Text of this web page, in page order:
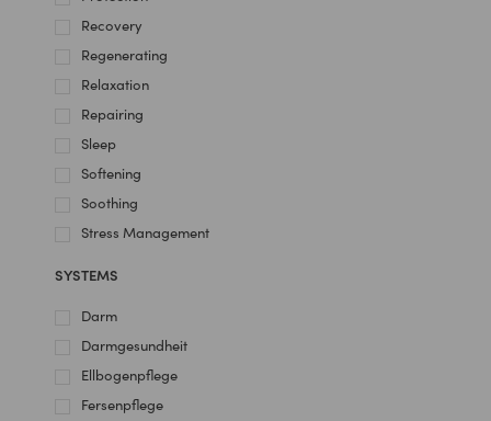
Recovery
Regenerating
Relaxation
Repairing
Sleep
Softening
Soothing
Stress Management
SYSTEMS
Darm
Darmgesundheit
Ellbogenpflege
Fersenpflege